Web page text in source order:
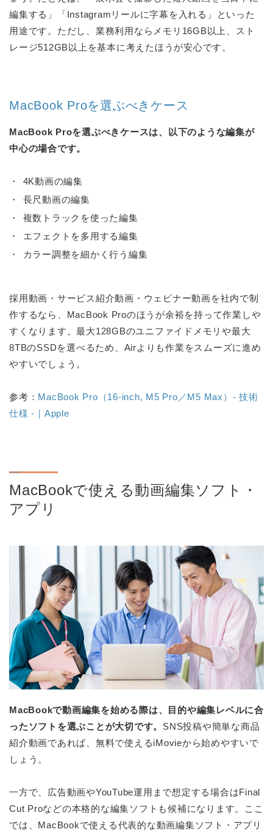
編集する」「Instagramリールに字幕を入れる」といった
用途です。ただし、業務利用ならメモリ16GB以上、スト
レージ512GB以上を基本に考えたほうが安心です。
MacBook Proを選ぶべきケース
MacBook Proを選ぶべきケースは、以下のような編集が
中心の場合です。
4K動画の編集
長尺動画の編集
複数トラックを使った編集
エフェクトを多用する編集
カラー調整を細かく行う編集
採用動画・サービス紹介動画・ウェビナー動画を社内で制
作するなら、MacBook Proのほうが余裕を持って作業しや
すくなります。最大128GBのユニファイドメモリや最大
8TBのSSDを選べるため、Airよりも作業をスムーズに進め
やすいでしょう。
参考： MacBook Pro（16-inch, M5 Pro／M5 Max）- 技術
仕様 -｜Apple
MacBookで使える動画編集ソフト・
アプリ
MacBookで動画編集を始める際は、目的や編集レベルに合
ったソフトを選ぶことが大切です。 SNS投稿や簡単な商品
紹介動画であれば、無料で使えるiMovieから始めやすいで
しょう。
一方で、広告動画やYouTube運用まで想定する場合はFinal
Cut Proなどの本格的な編集ソフトも候補になります。ここ
では、MacBookで使える代表的な動画編集ソフト・アプリ